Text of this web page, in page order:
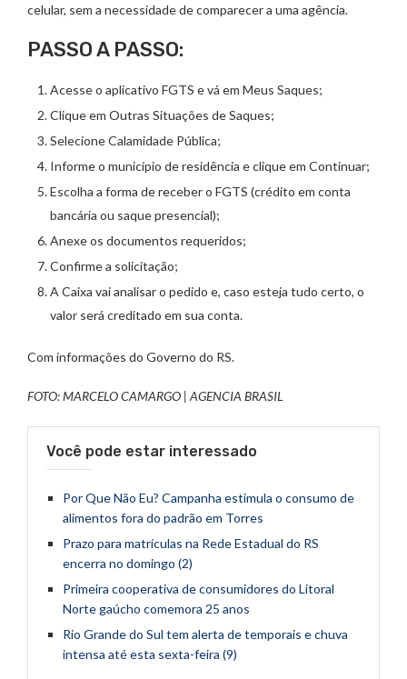
celular, sem a necessidade de comparecer a uma agência.
PASSO A PASSO:
Acesse o aplicativo FGTS e vá em Meus Saques;
Clique em Outras Situações de Saques;
Selecione Calamidade Pública;
Informe o município de residência e clique em Continuar;
Escolha a forma de receber o FGTS (crédito em conta
bancária ou saque presencial);
Anexe os documentos requeridos;
Confirme a solicitação;
A Caixa vai analisar o pedido e, caso esteja tudo certo, o
valor será creditado em sua conta.
Com informações do Governo do RS.
FOTO: MARCELO CAMARGO | AGENCIA BRASIL
Você pode estar interessado
Por Que Não Eu? Campanha estimula o consumo de
alimentos fora do padrão em Torres
Prazo para matrículas na Rede Estadual do RS
encerra no domingo (2)
Primeira cooperativa de consumidores do Litoral
Norte gaúcho comemora 25 anos
Rio Grande do Sul tem alerta de temporais e chuva
intensa até esta sexta-feira (9)